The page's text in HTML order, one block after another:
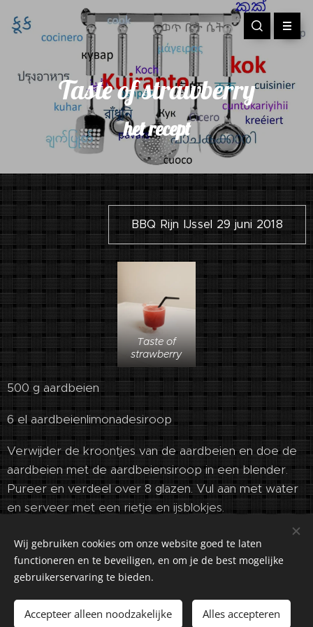
Taste of strawberry
het recept
BBQ Rijn IJssel 29 juni 2018
Taste of
strawberry
500 g aardbeien
6 el aardbeienlimonadesiroop
Verwijder de kroontjes van de aardbeien en doe de
aardbeien met de aardbeiensiroop in een blender.
Pureer en verdeel over 8 glazen. Vul aan met water
en serveer met een rietje en ijsblokjes.
©2018-2026 Kuiranto Culinary Creations. Oosseldstraat 8,
Cookies
Wij gebruiken cookies om onze website goed te laten
functioneren en te beveiligen, en om je de best mogelijke
gebruikerservaring te bieden.
Accepteer alleen noodzakelijke Alles accepteren